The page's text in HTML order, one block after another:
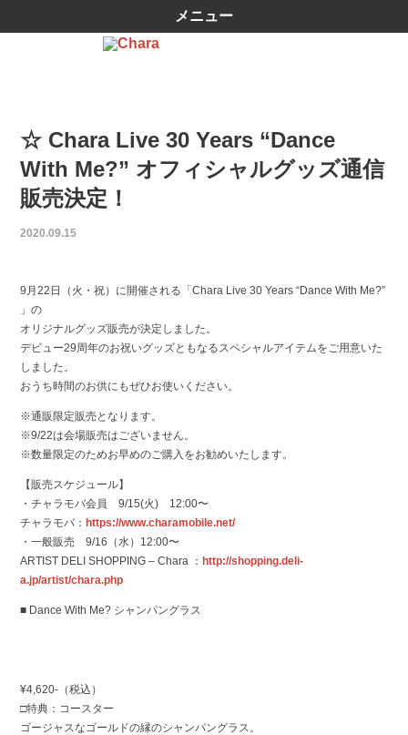
メニュー
☆ Chara Live 30 Years “Dance
With Me?” オフィシャルグッズ通信
販売決定！
2020.09.15
9月22日（火・祝）に開催される「Chara Live 30 Years “Dance With Me?”
」の
オリジナルグッズ販売が決定しました。
デビュー29周年のお祝いグッズともなるスペシャルアイテムをご用意いた
しました。
おうち時間のお供にもぜひお使いください。
※通販限定販売となります。
※9/22は会場販売はございません。
※数量限定のためお早めのご購入をお勧めいたします。
【販売スケジュール】
・チャラモバ会員 9/15(火) 12:00〜
チャラモバ： https://www.charamobile.net/
・一般販売 9/16（水）12:00〜
ARTIST DELI SHOPPING – Chara ： http://shopping.deli-
a.jp/artist/chara.php
■ Dance With Me? シャンパングラス
¥4,620-（税込）
□特典：コースター
ゴージャスなゴールドの縁のシャンパングラス。